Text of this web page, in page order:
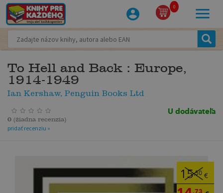
0
To Hell and Back : Europe,
1914-1949
Ian Kershaw, Penguin Books Ltd
U dodávateľa
0 (žiadna recenzia)
pridať recenziu »
15,50 €
,73